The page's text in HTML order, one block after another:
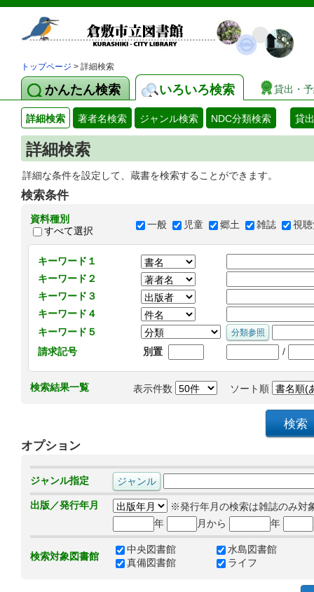
トップページ > 詳細検索
かんたん検索 いろいろ検索 貸出・
詳細検索 著者名検索 ジャンル検索 NDC分類検索 貸
詳細検索
詳細な条件を設定して、蔵書を検索することができます。
検索条件
資料種別
すべて選択
一般 児童 郷土 雑誌 視
キーワード１
キーワード２
キーワード３
キーワード４
キーワード５
請求記号
別置 /
検索結果一覧 表示件数 ソート順
オプション
ジャンル指定
出版／発行年月
※発行年月の検索は雑誌のみ対
年
月から 年
検索対象図書館
中央図書館
水島図書館
真備図書館
ライフ